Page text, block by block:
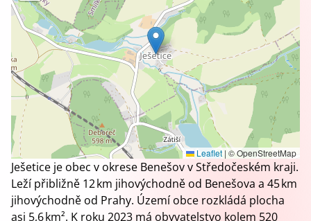
Leaflet | © OpenStreetMap
Ješetice je obec v okrese Benešov v Středočeském kraji.
Leží přibližně 12 km jihovýchodně od Benešova a 45 km
jihovýchodně od Prahy. Území obce rozkládá plocha
asi 5,6 km². K roku 2023 má obyvatelstvo kolem 520